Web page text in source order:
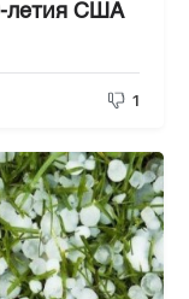
летия США
1